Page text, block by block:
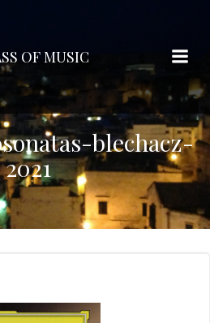
テ
ン
ツ
ス
キ
ッ
プ
OF MUSIC
blechacz-
2021